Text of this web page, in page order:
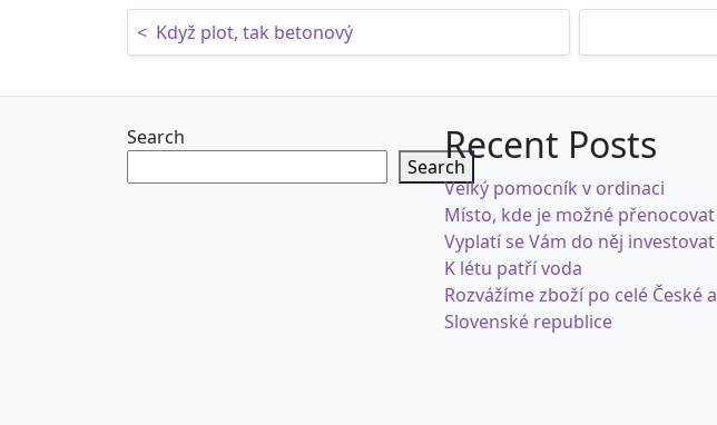
Post navigation
< Když plot, tak betonový
Search
SearchRecent Posts
Velký pomocník v ordinaci
Místo, kde je možné přenocovat
Vyplatí se Vám do něj investovat
K létu patří voda
Rozvážíme zboží po celé České a
Slovenské republice